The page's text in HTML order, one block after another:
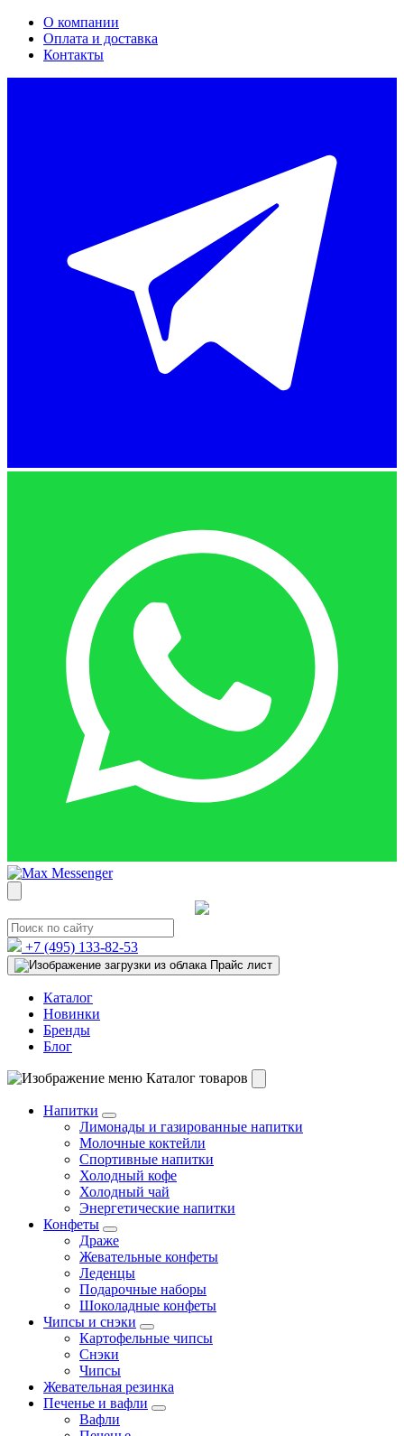
О компании
Оплата и доставка
Контакты
+7 (495) 133-82-53
Прайс лист
Каталог
Новинки
Бренды
Блог
Каталог товаров
Напитки
Лимонады и газированные напитки
Молочные коктейли
Спортивные напитки
Холодный кофе
Холодный чай
Энергетические напитки
Конфеты
Драже
Жевательные конфеты
Леденцы
Подарочные наборы
Шоколадные конфеты
Чипсы и снэки
Картофельные чипсы
Снэки
Чипсы
Жевательная резинка
Печенье и вафли
Вафли